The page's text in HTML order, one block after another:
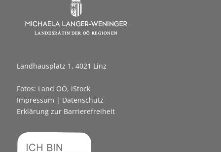
Landhausplatz 1, 4021 Linz
Fotos: Land OÖ, iStock
Impressum | Datenschutz
Erklärung zur Barrierefreiheit